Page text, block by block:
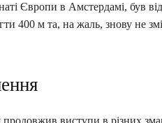
Європи в Амстердамі, був
400 м та, на жаль, знову не